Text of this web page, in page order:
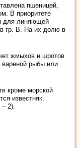
пшеницей,
В приоритете
для линяющей
гр. В. На их долю в
жмыхов и шротов
вареной рыбы или
кроме морской
известняк.
– 2).